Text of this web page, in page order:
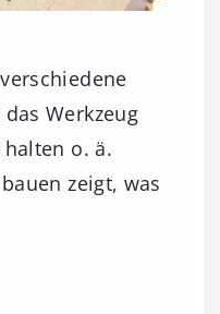
Werkzeug
o. ä.
zeigt, was